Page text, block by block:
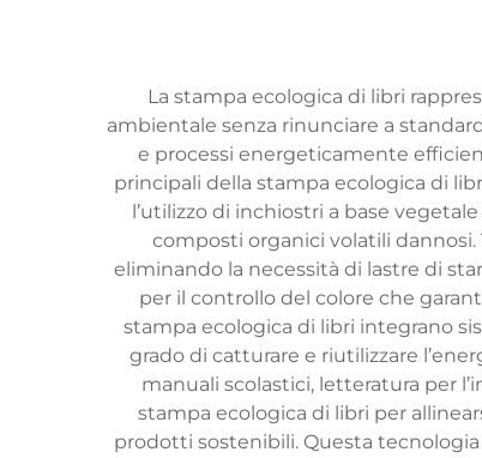
La stampa ecologica di libri
ambientale senza rinunciare a
e processi energeticamente
principali della stampa ecologica di
l’utilizzo di inchiostri a base
composti organici volatili
eliminando la necessità di lastre di
per il controllo del colore che
stampa ecologica di libri integrano
grado di catturare e riutilizzare
manuali scolastici, letteratura per
stampa ecologica di libri per
prodotti sostenibili. Questa